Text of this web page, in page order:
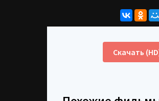
Скачать